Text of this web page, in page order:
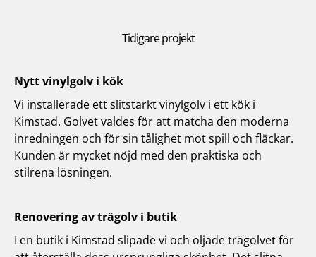
Tidigare projekt
Nytt vinylgolv i kök
Vi installerade ett slitstarkt vinylgolv i ett kök i
Kimstad. Golvet valdes för att matcha den moderna
inredningen och för sin tålighet mot spill och fläckar.
Kunden är mycket nöjd med den praktiska och
stilrena lösningen.
Renovering av trägolv i butik
I en butik i Kimstad slipade vi och oljade trägolvet för